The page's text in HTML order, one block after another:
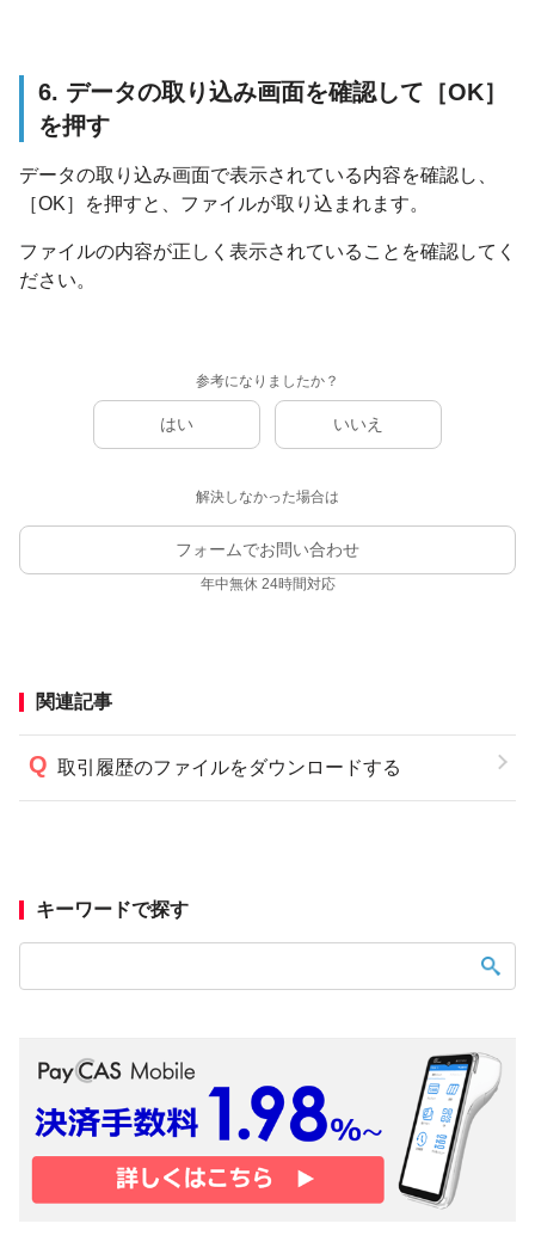
6. データの取り込み画面を確認して［OK］
を押す
データの取り込み画面で表示されている内容を確認し、
［OK］を押すと、ファイルが取り込まれます。
ファイルの内容が正しく表示されていることを確認してく
ださい。
参考になりましたか？
はい いいえ
解決しなかった場合は
フォームでお問い合わせ
年中無休 24時間対応
キーワードで探す
関連記事
取引履歴のファイルをダウンロードする